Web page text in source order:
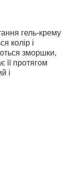
гель-крему
колір і
зморшки,
її протягом
і